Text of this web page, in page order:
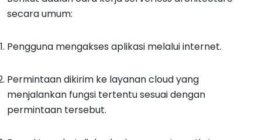
secara umum:
Pengguna mengakses aplikasi melalui internet.
Permintaan dikirim ke layanan cloud yang
menjalankan fungsi tertentu sesuai dengan
permintaan tersebut.